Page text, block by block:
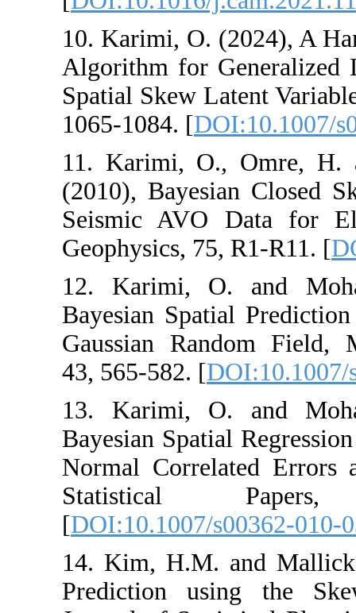
10. Karimi, O.
Algorithm for
Spatial Skew
1065-1084. [
11. Karimi, O.,
(2010),
Seismic AVO
Geophysics, 75,
12. Karimi, O.
Bayesian
Gaussian
43, 565-582. [
13. Karimi, O.
Bayesian Spatial
Normal
Statistical
[DOI:10.1007/
14. Kim, H.M.
Prediction